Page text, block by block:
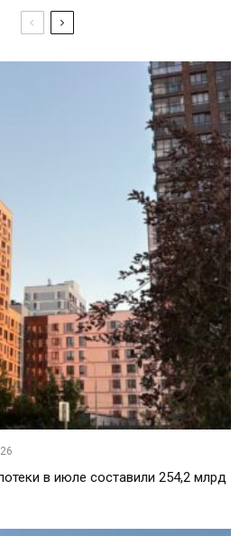
в июле составили 254,2 млрд